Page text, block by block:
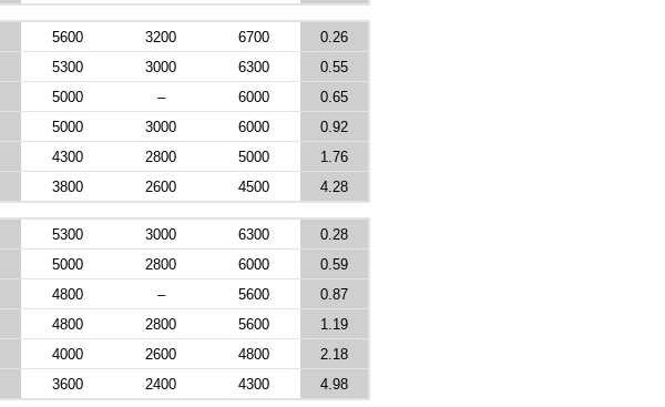
5600 3200 6700
0.26
5300 3000 6300
0.55
5000 – 6000
0.65
5000 3000 6000
0.92
4300 2800 5000
1.76
3800 2600 4500 4.28
5300 3000 6300
0.28
5000 2800 6000
0.59
4800 – 5600
0.87
4800 2800 5600
1.19
4000 2600 4800
2.18
3600 2400 4300 4.98